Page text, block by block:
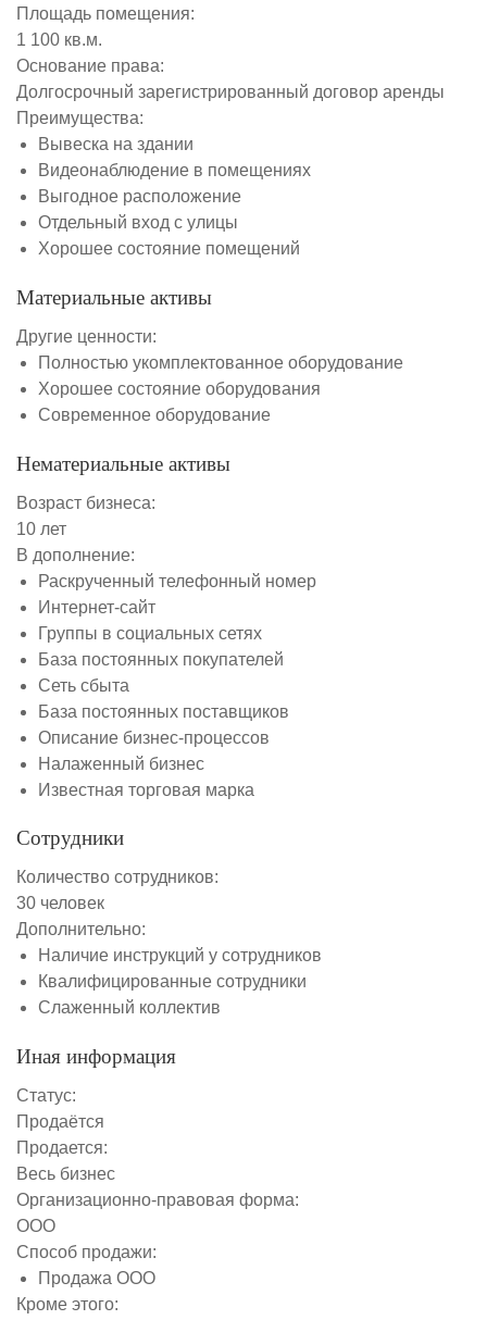
Площадь помещения:
1 100 кв.м.
Основание права:
Долгосрочный зарегистрированный договор аренды
Преимущества:
Вывеска на здании
Видеонаблюдение в помещениях
Выгодное расположение
Отдельный вход с улицы
Хорошее состояние помещений
Материальные активы
Другие ценности:
Полностью укомплектованное оборудование
Хорошее состояние оборудования
Современное оборудование
Нематериальные активы
Возраст бизнеса:
10 лет
В дополнение:
Раскрученный телефонный номер
Интернет-сайт
Группы в социальных сетях
База постоянных покупателей
Сеть сбыта
База постоянных поставщиков
Описание бизнес-процессов
Налаженный бизнес
Известная торговая марка
Сотрудники
Количество сотрудников:
30 человек
Дополнительно:
Наличие инструкций у сотрудников
Квалифицированные сотрудники
Слаженный коллектив
Иная информация
Статус:
Продаётся
Продается:
Весь бизнес
Организационно-правовая форма:
ООО
Способ продажи:
Продажа ООО
Кроме этого: